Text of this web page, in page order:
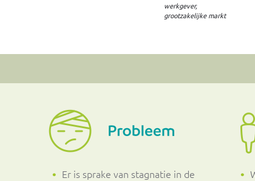
werkgever,
grootzakelijke markt
Er is sprake van stagnatie in de